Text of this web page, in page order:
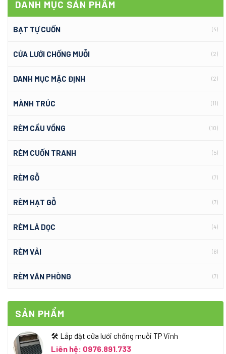
DANH MỤC SẢN PHẨM
BẠT TỰ CUỐN (4)
CỬA LƯỚI CHỐNG MUỖI (2)
DANH MỤC MẶC ĐỊNH (2)
MÀNH TRÚC (11)
RÈM CẦU VỒNG (10)
RÈM CUỐN TRANH (5)
RÈM GỖ (7)
RÈM HẠT GỖ (7)
RÈM LÁ DỌC (4)
RÈM VẢI (6)
RÈM VĂN PHÒNG (7)
SẢN PHẨM
🛠️ Lắp đặt cửa lưới chống muỗi TP Vinh
Liên hệ: 0976.891.733